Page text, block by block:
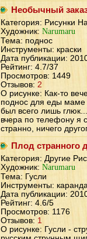
Необычный
Категория: Рисунки
Художник: Narumaru
Тема: поднос
Инструменты: краски
Дата публикации:
Рейтинг: 4.7/37
Просмотров: 1449
Отзывов: 2
О рисунке: Как-то
поднос для еды маме
был всего лишь
вчера по телефону я
странно, ничего
Плод странного
Категория: Другие
Художник: Narumaru
Тема: Гусли
Инструменты:
Дата публикации:
Рейтинг: 4.6/5
Просмотров: 1176
Отзывов: 1
О рисунке: Гусли -